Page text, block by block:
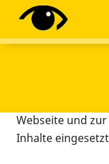
Diese Webseite
Tracking-Tools
Webseite und
Inhalte